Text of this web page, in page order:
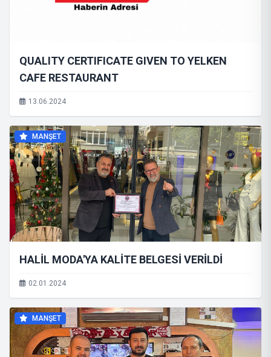
QUALITY CERTIFICATE GIVEN TO YELKEN
CAFE RESTAURANT
13.06.2024
MANŞET
HALİL MODA'YA KALİTE BELGESİ VERİLDİ
02.01.2024
MANŞET